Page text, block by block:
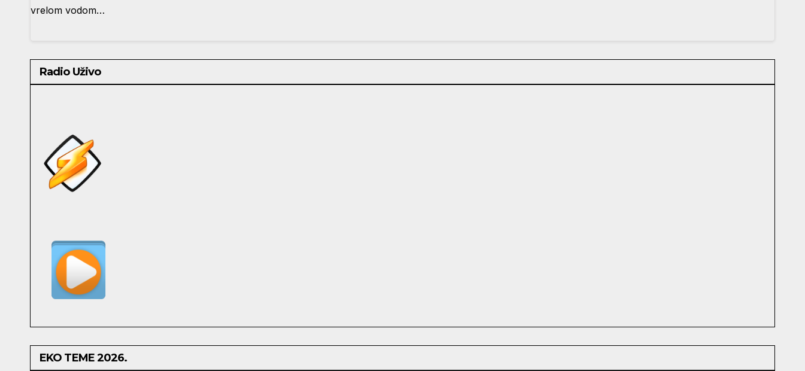
vrelom vodom…
Radio Uživo
EKO TEME 2026.